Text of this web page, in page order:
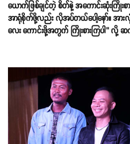
ယောက်ဖြစ်ချင်တဲ့ စိတ်နဲ့ အကောင်းဆုံးကြိုးစာ
အာရုံစိုက်ဖို့လည်း လိုအပ်တယ်ပေါ့နော်။ အားလုံး
လေး ကောင်းဖို့အတွက် ကြိုးစားကြပါ’’ လို့